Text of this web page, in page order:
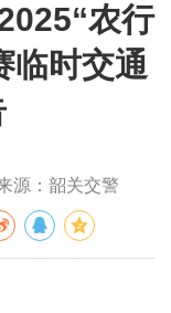
农行
临时交通
源： 韶关交警